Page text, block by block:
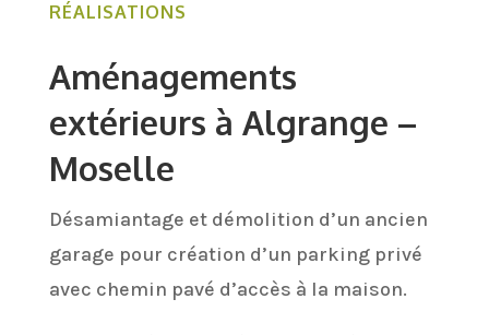
RÉALISATIONS
Aménagements
extérieurs à Algrange –
Moselle
Désamiantage et démolition d’un ancien
garage pour création d’un parking privé
avec chemin pavé d’accès à la maison.